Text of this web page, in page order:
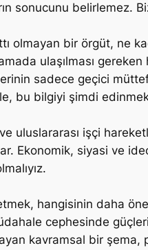
sonucunu belirlemez.
olmayan bir örgüt, ne
ulaşılması
sadece geçici
bu bilgiyi şimdi
uluslararası işçi
Ekonomik, siyasi ve
hangisinin daha
cephesinde
kavramsal bir